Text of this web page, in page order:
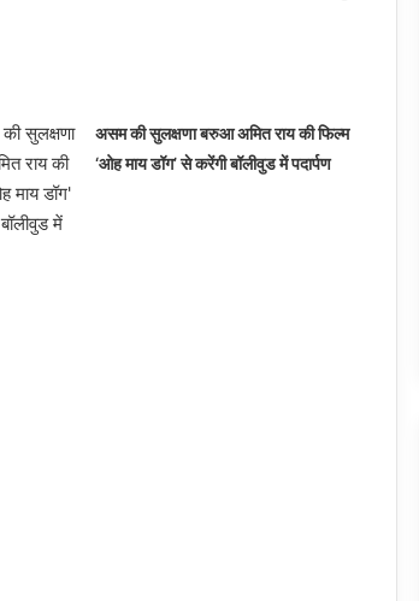
असम की सुलक्षणा बरुआ अमित राय की फिल्म
‘ओह माय डॉग’ से करेंगी बॉलीवुड में पदार्पण